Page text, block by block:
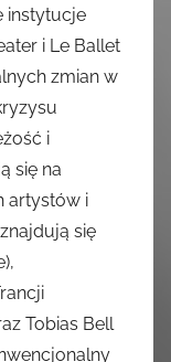
instytucje
i Le Ballet
zmian w
i
się na
artystów i
się
Tobias Bell